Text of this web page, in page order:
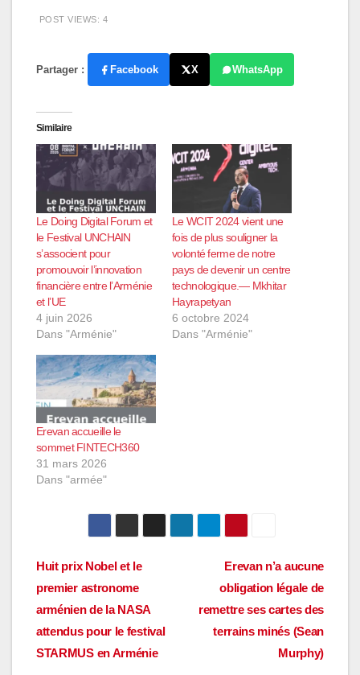
POST VIEWS: 4
Partager : Facebook X WhatsApp
Similaire
Le Doing Digital Forum et
le Festival UNCHAIN
s’associent pour
promouvoir l’innovation
financière entre l’Arménie
et l’UE
4 juin 2026
Dans "Arménie"
Le WCIT 2024 vient une
fois de plus souligner la
volonté ferme de notre
pays de devenir un centre
technologique.— Mkhitar
Hayrapetyan
6 octobre 2024
Dans "Arménie"
Erevan accueille le
sommet FINTECH360
31 mars 2026
Dans "armée"
Navigation
de
l’article
Erevan n’a aucune
obligation légale de
remettre ses cartes des
terrains minés (Sean
Murphy)
Huit prix Nobel et le
premier astronome
arménien de la NASA
attendus pour le festival
STARMUS en Arménie